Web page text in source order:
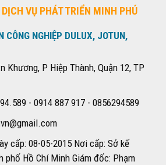
VỤ PHÁT TRIỂN MINH PHÚ
CÔNG NGHIỆP DULUX, JOTUN,
Khương, P Hiệp Thành, Quận 12, TP
- 0914 887 917 - 0856294589
cấp: 08-05-2015 Nơi cấp: Sở kế
phố Hồ Chí Minh Giám đốc: Phạm